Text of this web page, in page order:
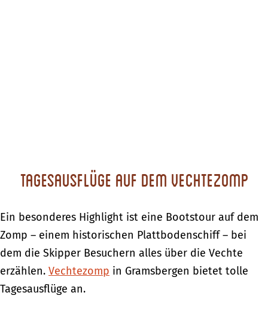
Tagesausflüge auf dem Vechtezomp
Ein besonderes Highlight ist eine Bootstour auf dem
Zomp – einem historischen Plattbodenschiff – bei
dem die Skipper Besuchern alles über die Vechte
erzählen. Vechtezomp in Gramsbergen bietet tolle
Tagesausflüge an.